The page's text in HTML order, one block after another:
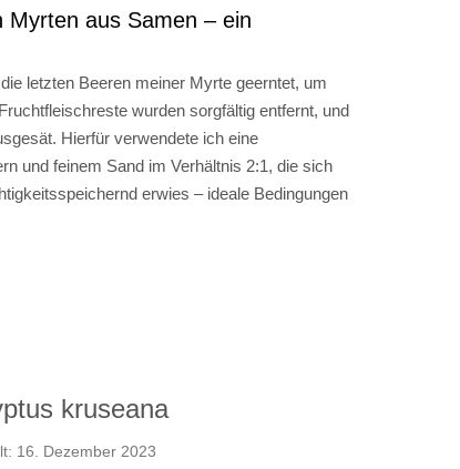
Myrten aus Samen – ein
letzten Beeren meiner Myrte geerntet, um
wurden sorgfältig entfernt, und
Hierfür verwendete ich eine
und feinem Sand im Verhältnis 2:1, die sich
erwies – ideale Bedingungen
kruseana
16. Dezember 2023